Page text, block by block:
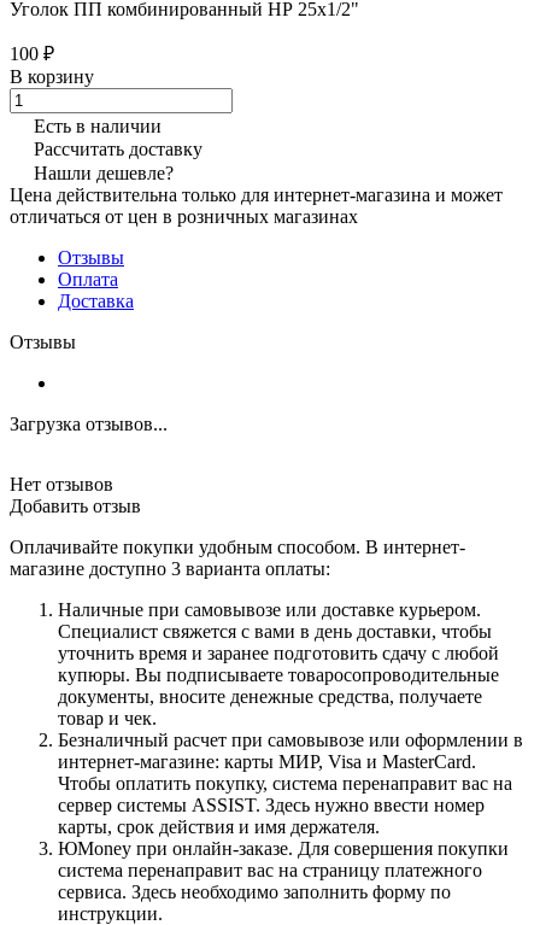
Уголок ПП комбинированный НР 25x1/2"
100 ₽
В корзину
Есть в наличии
Рассчитать доставку
Нашли дешевле?
Цена действительна только для интернет-магазина и может
отличаться от цен в розничных магазинах
Отзывы
Оплата
Доставка
Отзывы
Загрузка отзывов...
Нет отзывов
Добавить отзыв
Оплачивайте покупки удобным способом. В интернет-
магазине доступно 3 варианта оплаты:
Наличные при самовывозе или доставке курьером.
Специалист свяжется с вами в день доставки, чтобы
уточнить время и заранее подготовить сдачу с любой
купюры. Вы подписываете товаросопроводительные
документы, вносите денежные средства, получаете
товар и чек.
Безналичный расчет при самовывозе или оформлении в
интернет-магазине: карты МИР, Visa и MasterCard.
Чтобы оплатить покупку, система перенаправит вас на
сервер системы ASSIST. Здесь нужно ввести номер
карты, срок действия и имя держателя.
ЮMoney при онлайн-заказе. Для совершения покупки
система перенаправит вас на страницу платежного
сервиса. Здесь необходимо заполнить форму по
инструкции.